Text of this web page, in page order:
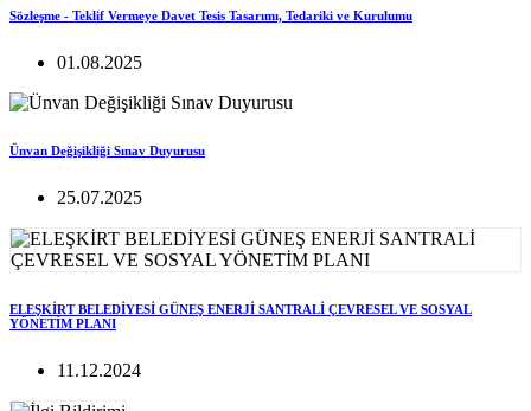
Sözleşme - Teklif Vermeye Davet Tesis Tasarımı, Tedariki ve Kurulumu
01.08.2025
Ünvan Değişikliği Sınav Duyurusu
25.07.2025
ELEŞKİRT BELEDİYESİ GÜNEŞ ENERJİ SANTRALİ ÇEVRESEL VE SOSYAL
YÖNETİM PLANI
11.12.2024